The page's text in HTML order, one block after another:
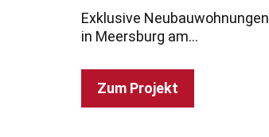
Exklusive Neubauwohnungen
in Meersburg am…
Zum Projekt